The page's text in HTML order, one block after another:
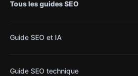
Tous les guides SEO
Guide SEO et IA
Guide SEO technique